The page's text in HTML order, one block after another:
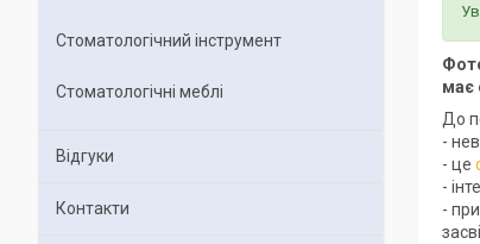
має
До
-
- це
-
-
Стоматологічний інструмент
Стоматологічні меблі
Відгуки
Контакти